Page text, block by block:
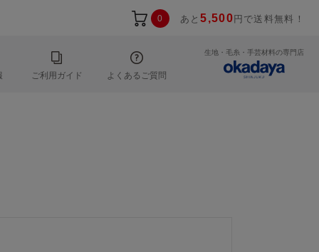
0 あと5,500 円で送料無料！
ご利用ガイド よくあるご質問
生地・毛糸・手芸材料の専門店